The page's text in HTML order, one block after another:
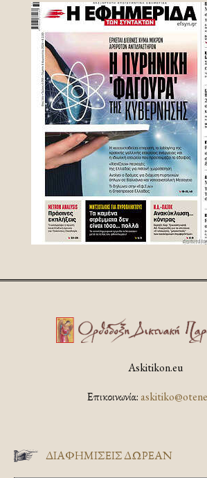
Askitikon.eu
Επικοινωνία:
ΔΙΑΦΗΜΊΣΕΙΣ ΔΩΡΕΆΝ